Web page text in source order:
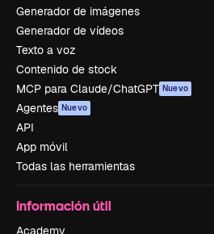
Generador de imágenes
Generador de vídeos
Texto a voz
Contenido de stock
MCP para Claude/ChatGPT Nuevo
Agentes Nuevo
API
App móvil
Todas las herramientas
Información útil
Academy